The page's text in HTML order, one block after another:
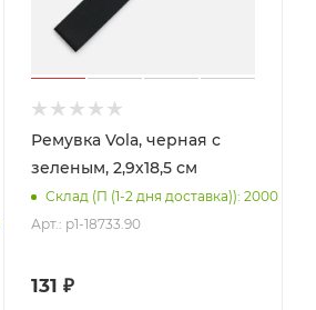
Ремувка Vola, черная с
зеленым, 2,9х18,5 см
Склад (П (1-2 дня доставка)): 2000
Арт.: p1-18733.90
131 ₽